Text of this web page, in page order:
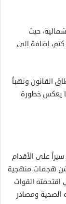
حيث
إضافة إلى
القانون ونهباً
يعكس خطورة
على الأقدام
شن هجمات منهجية
اقتحمته القوات
الصحية ومصادر